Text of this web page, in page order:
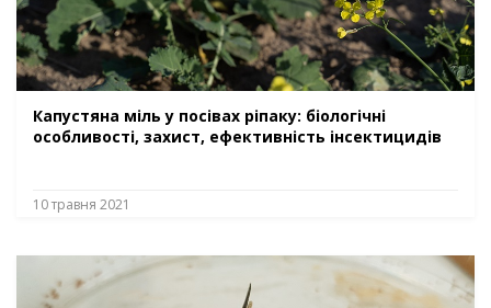
Капустяна міль у посівах ріпаку: біологічні
особливості, захист, ефективність інсектицидів
10 травня 2021